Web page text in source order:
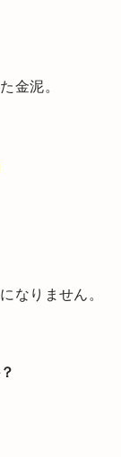
金泥。
なりません。